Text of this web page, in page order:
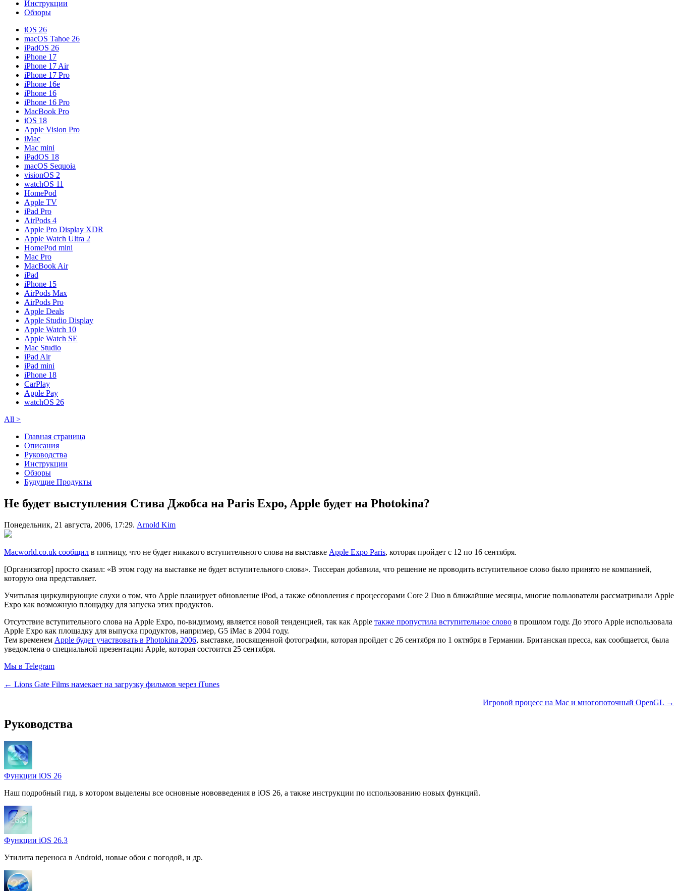
Инструкции
Обзоры
iOS 26
macOS Tahoe 26
iPadOS 26
iPhone 17
iPhone 17 Air
iPhone 17 Pro
iPhone 16e
iPhone 16
iPhone 16 Pro
MacBook Pro
iOS 18
Apple Vision Pro
iMac
Mac mini
iPadOS 18
macOS Sequoia
visionOS 2
watchOS 11
HomePod
Apple TV
iPad Pro
AirPods 4
Apple Pro Display XDR
Apple Watch Ultra 2
HomePod mini
Mac Pro
MacBook Air
iPad
iPhone 15
AirPods Max
AirPods Pro
Apple Deals
Apple Studio Display
Apple Watch 10
Apple Watch SE
Mac Studio
iPad Air
iPad mini
iPhone 18
CarPlay
Apple Pay
watchOS 26
All >
Главная страница
Описания
Руководства
Инструкции
Обзоры
Будущие Продукты
Не будет выступления Стива Джобса на Paris Expo, Apple будет на Photokina?
Понедельник, 21 августа, 2006, 17:29. Arnold Kim
Macworld.co.uk сообщил в пятницу, что не будет никакого вступительного слова на выставке Apple Expo Paris, которая пройдет с 12 по 16 сентября.
[Организатор] просто сказал: «В этом году на выставке не будет вступительного слова». Тиссеран добавила, что решение не проводить вступительное слово было принято не компанией,
которую она представляет.
Учитывая циркулирующие слухи о том, что Apple планирует обновление iPod, а также обновления с процессорами Core 2 Duo в ближайшие месяцы, многие пользователи рассматривали Apple
Expo как возможную площадку для запуска этих продуктов.
Отсутствие вступительного слова на Apple Expo, по-видимому, является новой тенденцией, так как Apple также пропустила вступительное слово в прошлом году. До этого Apple использовала
Apple Expo как площадку для выпуска продуктов, например, G5 iMac в 2004 году.
Тем временем Apple будет участвовать в Photokina 2006, выставке, посвященной фотографии, которая пройдет с 26 сентября по 1 октября в Германии. Британская пресса, как сообщается, была
уведомлена о специальной презентации Apple, которая состоится 25 сентября.
Мы в Telegram
← Lions Gate Films намекает на загрузку фильмов через iTunes
Игровой процесс на Mac и многопоточный OpenGL →
Руководства
Функции iOS 26
Наш подробный гид, в котором выделены все основные нововведения в iOS 26, а также инструкции по использованию новых функций.
Функции iOS 26.3
Утилита переноса в Android, новые обои с погодой, и др.